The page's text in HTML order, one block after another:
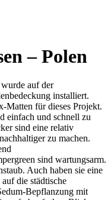
– Polen
auf der
installiert.
Matten für dieses Projekt.
einfach und schnell zu
sind eine relativ
zu machen.
sind wartungsarm.
Auch haben sie eine
die städtische
Bepflanzung mit